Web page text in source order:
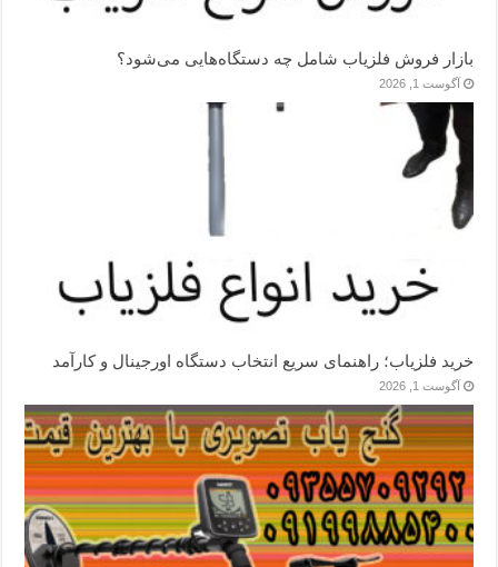
بازار فروش فلزیاب شامل چه دستگاه‌هایی می‌شود؟
آگوست 1, 2026
خرید فلزیاب؛ راهنمای سریع انتخاب دستگاه اورجینال و کارآمد
آگوست 1, 2026